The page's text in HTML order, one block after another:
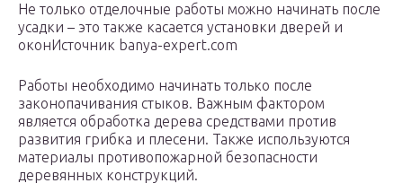
Не только отделочные работы можно начинать после
усадки – это также касается установки дверей и
оконИсточник banya-expert.com
Работы необходимо начинать только после
законопачивания стыков. Важным фактором
является обработка дерева средствами против
развития грибка и плесени. Также используются
материалы противопожарной безопасности
деревянных конструкций.